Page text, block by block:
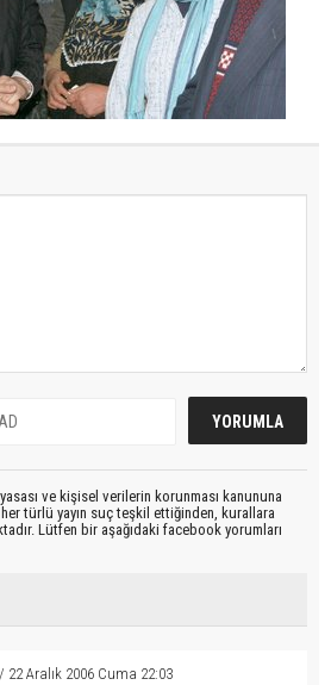
ve kişisel verilerin korunması kanununa
türlü yayın suç teşkil ettiğinden, kurallara
Lütfen bir aşağıdaki facebook yorumları
/ 22 Aralık 2006 Cuma 22:03